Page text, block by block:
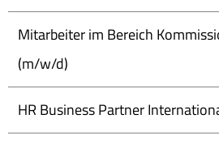
Mitarbeiter im Bereich
(m/w/d)
HR Business Partner